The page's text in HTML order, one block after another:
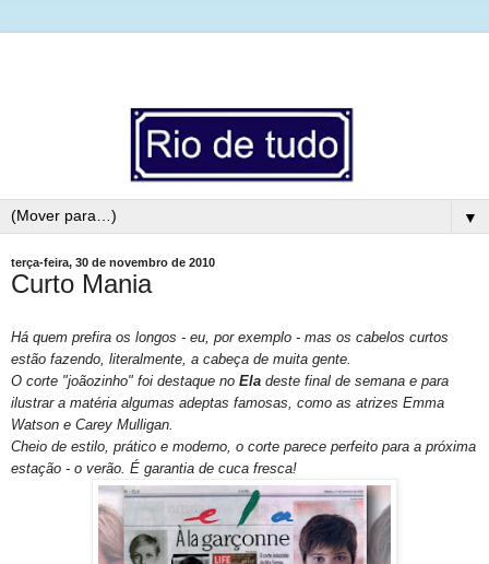
▼
terça-feira, 30 de novembro de 2010
Curto Mania
Há quem prefira os longos - eu, por exemplo - mas os cabelos curtos
estão fazendo, literalmente, a cabeça de muita gente.
O corte "joãozinho" foi destaque no Ela deste final de semana e para
ilustrar a matéria algumas adeptas famosas, como as atrizes Emma
Watson e Carey Mulligan.
Cheio de estilo, prático e moderno, o corte parece perfeito para a próxima
estação - o verão. É garantia de cuca fresca!